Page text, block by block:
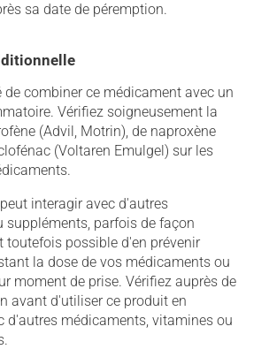
sa date de péremption.
de combiner ce médicament avec un
Vérifiez soigneusement la
(Advil, Motrin), de naproxène
(Voltaren Emulgel) sur les
interagir avec d'autres
suppléments, parfois de façon
toutefois possible d'en prévenir
la dose de vos médicaments ou
moment de prise. Vérifiez auprès de
avant d'utiliser ce produit en
d'autres médicaments, vitamines ou